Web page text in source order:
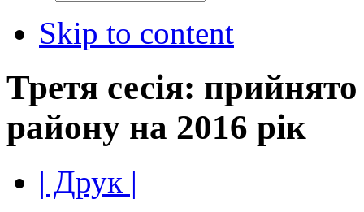
Skip to content
Третя сесія:
району на 2016 рік
| Друк |